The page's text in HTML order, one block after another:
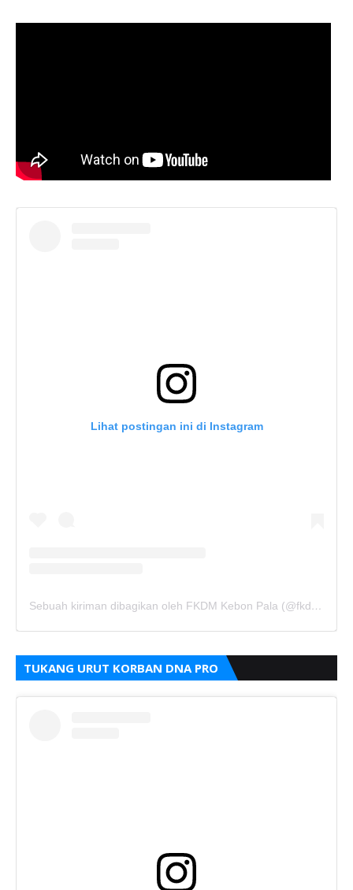
Lihat postingan ini di Instagram
Sebuah kiriman dibagikan oleh FKDM Kebon Pala (@fkdm_kebonpala)
TUKANG URUT KORBAN DNA PRO